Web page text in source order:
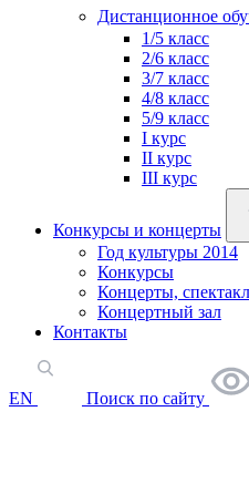
Дистанционное
1/5 класс
2/6 класс
3/7 класс
4/8 класс
5/9 класс
I курс
II курс
III курс
Конкурсы и концерты
Год культуры 2014
Конкурсы
Концерты,
Концертный зал
Контакты
EN Поиск по сайту